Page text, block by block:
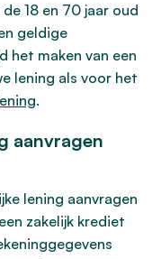
18 en 70 jaar oud
geldige
het maken van een
lening als voor het
.
aanvragen
lening aanvragen
zakelijk krediet